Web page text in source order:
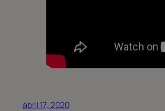
abril 17, 2020